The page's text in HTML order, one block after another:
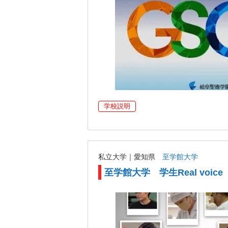
学校説明
私立大学｜愛知県 至学館大学
至学館大学 学生Real voice